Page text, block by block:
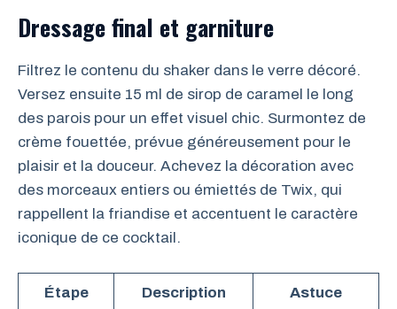
Dressage final et garniture
Filtrez le contenu du shaker dans le verre décoré.
Versez ensuite 15 ml de sirop de caramel le long
des parois pour un effet visuel chic. Surmontez de
crème fouettée, prévue généreusement pour le
plaisir et la douceur. Achevez la décoration avec
des morceaux entiers ou émiettés de Twix, qui
rappellent la friandise et accentuent le caractère
iconique de ce cocktail.
Étape Description Astuce